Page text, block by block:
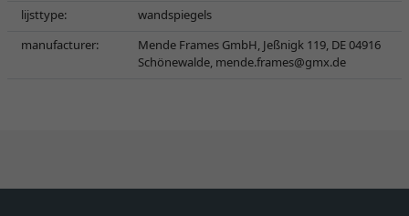
lijsttype:
wandspiegels
manufacturer:
Mende Frames GmbH, Jeßnigk 119, DE 04916
Schönewalde, mende.frames@gmx.de